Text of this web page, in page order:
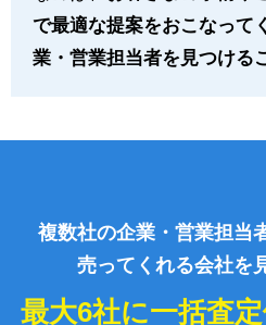
で最適な提案をおこなって
業・営業担当者を見つける
複数社の企業・営業担当
売ってくれる会社を
最大6社に一括査